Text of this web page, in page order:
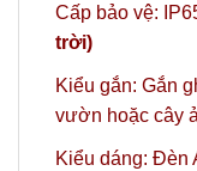
Cấp bảo vệ:
trời)
Kiểu gắn: Gắn
vườn hoặc cây
Kiểu dáng: Đèn